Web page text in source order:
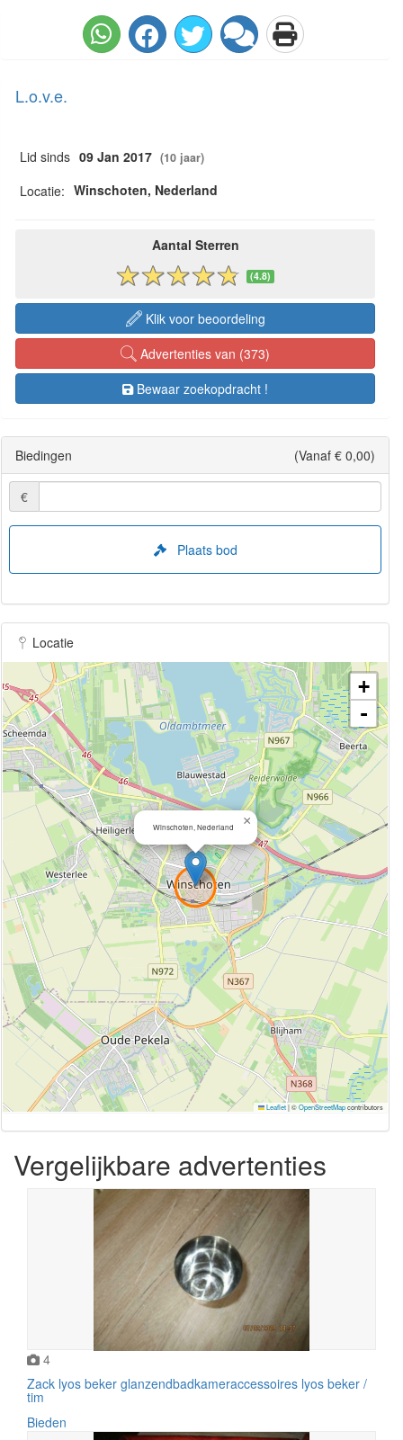
L.o.v.e.
Lid sinds 09 Jan 2017 (10 jaar)
Locatie: Winschoten, Nederland
Aantal Sterren
(4.8)
Klik voor beoordeling
Advertenties van (373)
Bewaar zoekopdracht !
Biedingen (Vanaf € 0,00)
€
Plaats bod
Locatie
Winschoten, Nederland ×
+
-
Leaflet|©OpenStreetMapcontributors
Vergelijkbare advertenties
4
Zack lyos beker glanzendbadkameraccessoires lyos beker /
tim
Bieden